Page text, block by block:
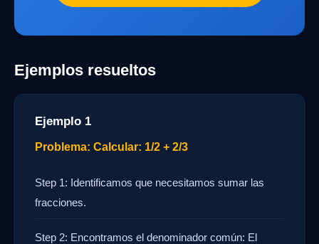
Ejemplos resueltos
Ejemplo 1
Problema: Calcular: 1/2 + 2/3
Step 1: Identificamos que necesitamos sumar las
fracciones.
Step 2: Encontramos el denominador común: El